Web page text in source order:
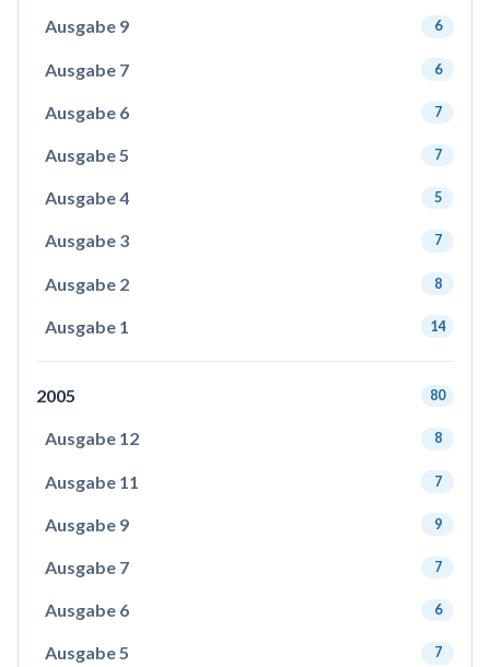
Ausgabe 9 6
Ausgabe 7 6
Ausgabe 6 7
Ausgabe 5 7
Ausgabe 4 5
Ausgabe 3 7
Ausgabe 2 8
Ausgabe 1 14
2005 80
Ausgabe 12 8
Ausgabe 11 7
Ausgabe 9 9
Ausgabe 7 7
Ausgabe 6 6
Ausgabe 5 7